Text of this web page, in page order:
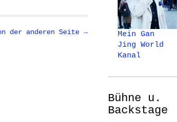
der anderen Seite →
Mein Gan
Jing World
Kanal
Bühne u.
Backstage